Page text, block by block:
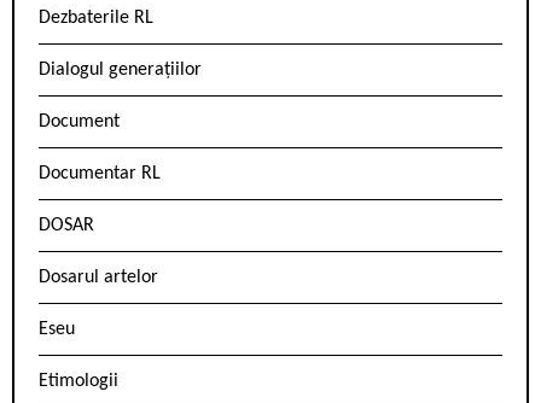
Dezbaterile RL
Dialogul generațiilor
Document
Documentar RL
DOSAR
Dosarul artelor
Eseu
Etimologii